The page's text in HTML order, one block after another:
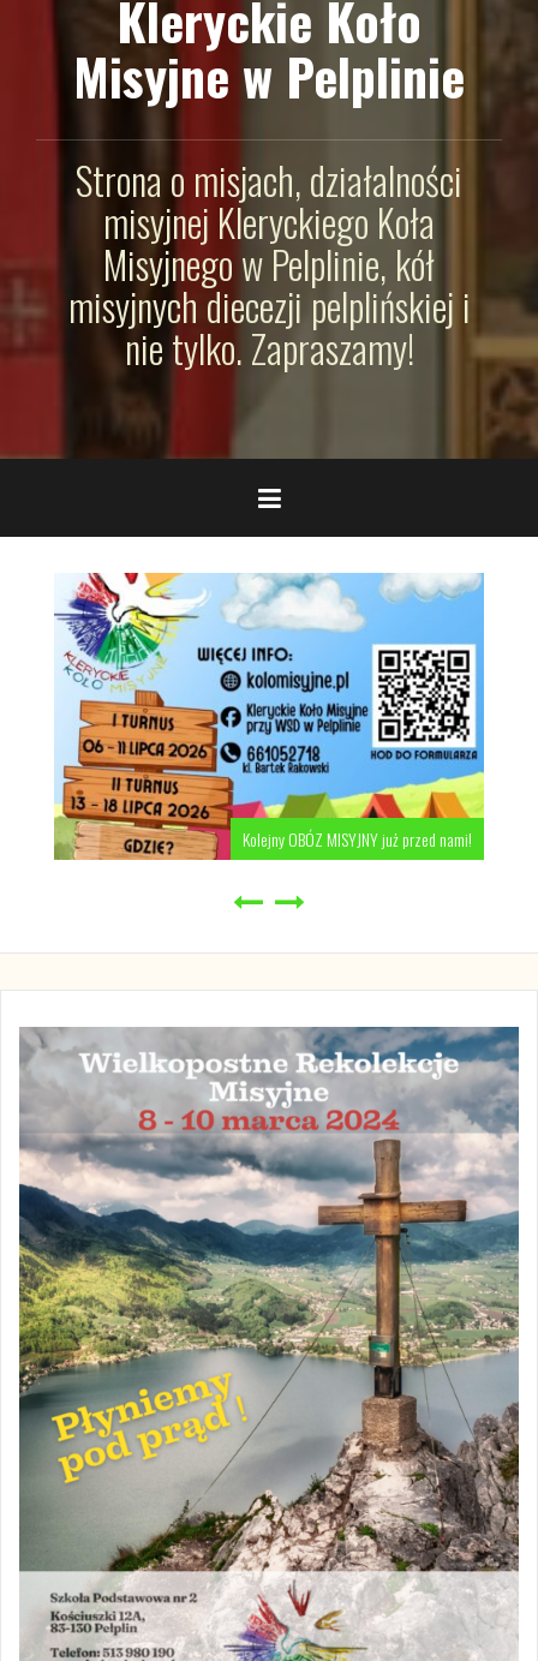
Kleryckie Koło
Misyjne w Pelplinie
Strona o misjach, działalności
misyjnej Kleryckiego Koła
Misyjnego w Pelplinie, kół
misyjnych diecezji pelplińskiej i
nie tylko. Zapraszamy!
Kolejny OBÓZ MISYJNY już przed nami!